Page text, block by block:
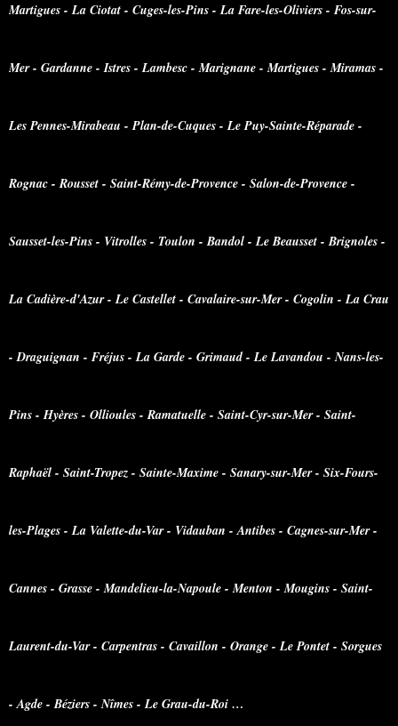
Martigues - La Ciotat - Cuges-les-Pins - La Fare-les-Oliviers - Fos-sur-
Mer - Gardanne - Istres - Lambesc - Marignane - Martigues - Miramas -
Les Pennes-Mirabeau - Plan-de-Cuques - Le Puy-Sainte-Réparade -
Rognac - Rousset - Saint-Rémy-de-Provence - Salon-de-Provence -
Sausset-les-Pins - Vitrolles - Toulon - Bandol - Le Beausset - Brignoles -
La Cadière-d'Azur - Le Castellet - Cavalaire-sur-Mer - Cogolin - La Crau
- Draguignan - Fréjus - La Garde - Grimaud - Le Lavandou - Nans-les-
Pins - Hyères - Ollioules - Ramatuelle - Saint-Cyr-sur-Mer - Saint-
Raphaël - Saint-Tropez - Sainte-Maxime - Sanary-sur-Mer - Six-Fours-
les-Plages - La Valette-du-Var - Vidauban - Antibes - Cagnes-sur-Mer -
Cannes - Grasse - Mandelieu-la-Napoule - Menton - Mougins - Saint-
Laurent-du-Var - Carpentras - Cavaillon - Orange - Le Pontet - Sorgues
- Agde - Béziers - Nîmes - Le Grau-du-Roi …